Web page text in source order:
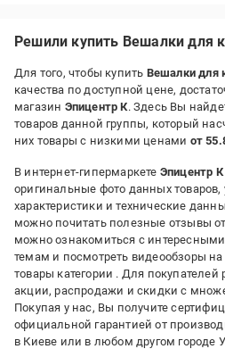
Решили купить Вешалки для
Для того, чтобы купить Вешалки для
качества по доступной цене,
магазин Эпицентр К. Здесь Вы
товаров данной группы, который
них товары с низкими ценами от
В интернет-гипермаркете Эпицентр К
оригинальные фото данных товаров,
характеристики и технические
можно почитать полезные отзывы
можно ознакомиться с
темам и посмотреть видеообзоры
товары категории . Для покупателей
акции, распродажи и скидки с
Покупая у нас, Вы получите
официальной гарантией от
в Киеве или в любом другом городе